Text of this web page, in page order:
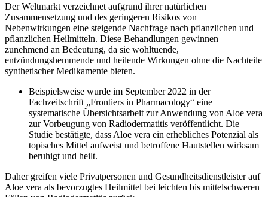
Der Weltmarkt verzeichnet aufgrund ihrer natürlichen
Zusammensetzung und des geringeren Risikos von
Nebenwirkungen eine steigende Nachfrage nach pflanzlichen und
pflanzlichen Heilmitteln. Diese Behandlungen gewinnen
zunehmend an Bedeutung, da sie wohltuende,
entzündungshemmende und heilende Wirkungen ohne die Nachteile
synthetischer Medikamente bieten.
Beispielsweise wurde im September 2022 in der
Fachzeitschrift „Frontiers in Pharmacology“ eine
systematische Übersichtsarbeit zur Anwendung von Aloe vera
zur Vorbeugung von Radiodermatitis veröffentlicht. Die
Studie bestätigte, dass Aloe vera ein erhebliches Potenzial als
topisches Mittel aufweist und betroffene Hautstellen wirksam
beruhigt und heilt.
Daher greifen viele Privatpersonen und Gesundheitsdienstleister auf
Aloe vera als bevorzugtes Heilmittel bei leichten bis mittelschweren